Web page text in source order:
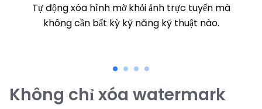
Tự động xóa hình mờ khỏi ảnh trực tuyến mà
không cần bất kỳ kỹ năng kỹ thuật nào.
Không chỉ xóa watermark